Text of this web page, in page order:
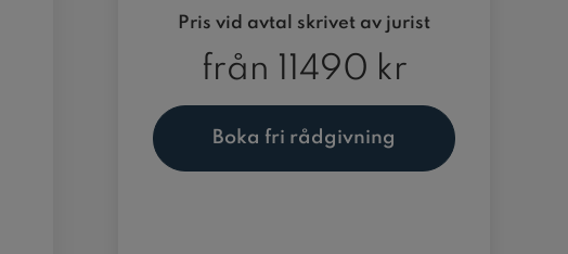
Pris vid avtal skrivet av jurist
från 11490 kr
Boka fri rådgivning